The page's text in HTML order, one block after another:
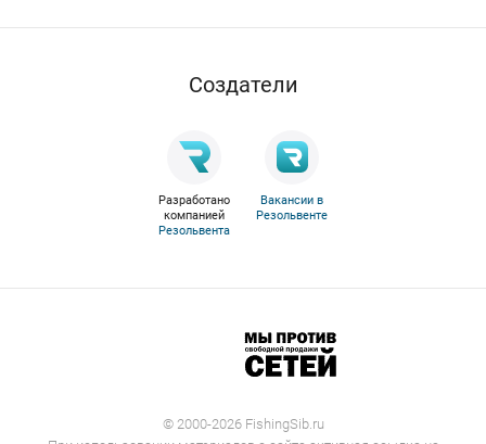
Cоздатели
Разработано
компанией
Резольвента
Вакансии в
Резольвенте
© 2000-2026 FishingSib.ru